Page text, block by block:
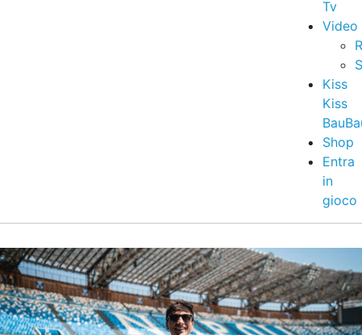
Tv
Video
Kiss
Kiss
Shop
Entra
in
gioco